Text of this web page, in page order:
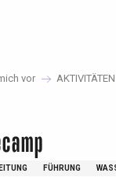
vor AKTIVITÄTEN
FÜHRUNG